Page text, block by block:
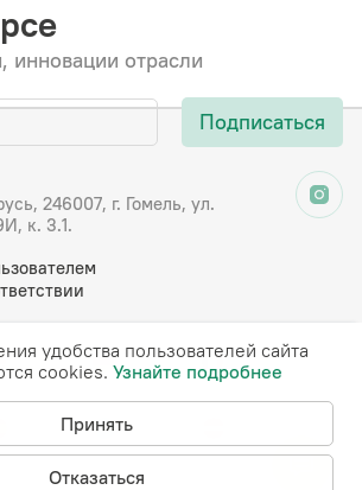
инновации отрасли
Подписаться
246007, г. Гомель, ул.
к. 3.1.
EN DE FR
KZ
удобства пользователей сайта
cookies. Узнайте подробнее
Принять
Отказаться